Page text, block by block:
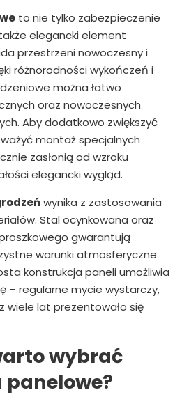
to nie tylko zabezpieczenie
elegancki element
przestrzeni nowoczesny i
różnorodności wykończeń i
można łatwo
oraz nowoczesnych
Aby dodatkowo zwiększyć
montaż specjalnych
zasłonią od wzroku
elegancki wygląd.
wynika z zastosowania
Stal ocynkowana oraz
gwarantują
warunki atmosferyczne
konstrukcja paneli umożliwia
– regularne mycie wystarczy,
wiele lat prezentowało się
wybrać